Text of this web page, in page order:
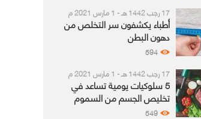
17 رجب 1442 هـ - 1 مارس 2021 م
أطباء يكشفون سر التخلص من
دهون البطن
594
17 رجب 1442 هـ - 1 مارس 2021 م
5 سلوكيات يومية تساعد في
تخليص الجسم من السموم
549